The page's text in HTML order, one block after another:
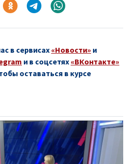
в сервисах «Новости» и
и в соцсетях «ВКонтакте»
оставаться в курсе